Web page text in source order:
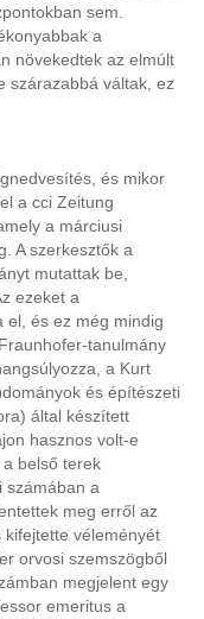
sem.
a
növekedtek az elmúlt
szárazabbá váltak, ez
és mikor
a cci Zeitung
a márciusi
A szerkesztők a
mutattak be,
ezeket a
el, és ez még mindig
tanulmány
a Kurt
és építészeti
által készített
hasznos volt-e
belső terek
számában a
meg erről az
véleményét
orvosi szemszögből
megjelent egy
emeritus a